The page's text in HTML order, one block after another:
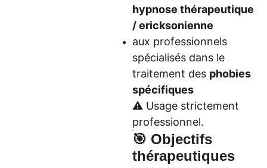
hypnose thérapeutique
/ ericksonienne
aux professionnels
spécialisés dans le
traitement des phobies
spécifiques
⚠️ Usage strictement
professionnel.
🎯 Objectifs
thérapeutiques